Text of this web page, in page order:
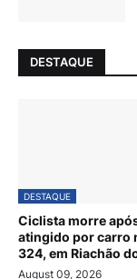
DESTAQUE
DESTAQUE
Ciclista morre
atingido por carro
324, em Riachão
August 09, 2026